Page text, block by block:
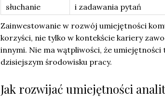
słuchanie
i zadawania pytań
Zainwestowanie w rozwój umiejętności
korzyści, nie tylko w kontekście kariery
innymi. Nie ma wątpliwości, że umiejętności
dzisiejszym środowisku pracy.
Jak rozwijać umiejętności